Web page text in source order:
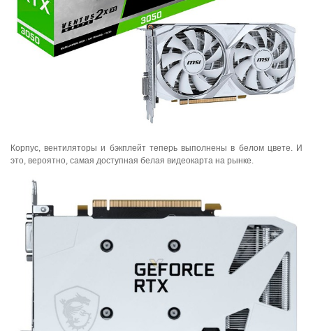
Корпус, вентиляторы и бэкплейт теперь выполнены в белом цвете. И
это, вероятно, самая доступная белая видеокарта на рынке.